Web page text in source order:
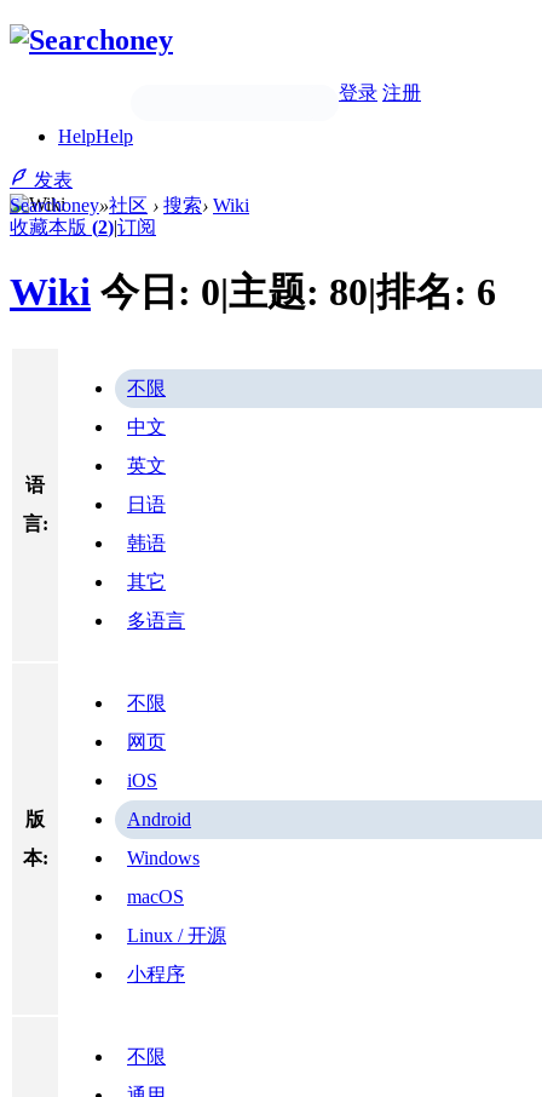
登录 注册
HelpHelp
发表
Searchoney»社区 › 搜索› Wiki
收藏本版 (2)|订阅
Wiki 今日: 0|主题: 80|排名: 6
语
言:
不限
中文
英文
日语
韩语
其它
多语言
版
本:
不限
网页
iOS
Android
Windows
macOS
Linux / 开源
小程序
不限